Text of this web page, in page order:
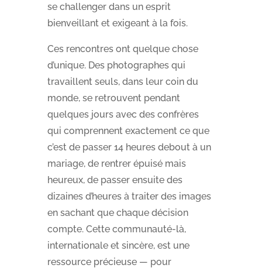
se challenger dans un esprit
bienveillant et exigeant à la fois.
Ces rencontres ont quelque chose
d’unique. Des photographes qui
travaillent seuls, dans leur coin du
monde, se retrouvent pendant
quelques jours avec des confrères
qui comprennent exactement ce que
c’est de passer 14 heures debout à un
mariage, de rentrer épuisé mais
heureux, de passer ensuite des
dizaines d’heures à traiter des images
en sachant que chaque décision
compte. Cette communauté-là,
internationale et sincère, est une
ressource précieuse — pour